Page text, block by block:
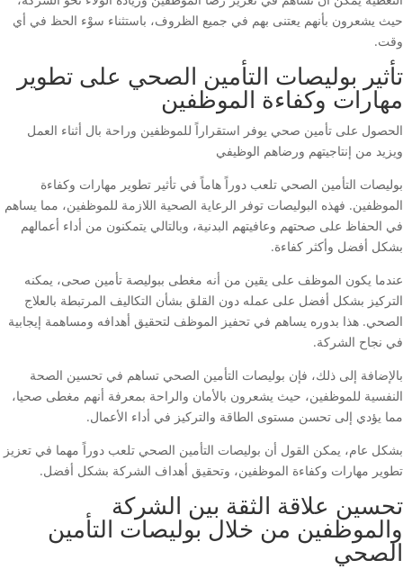
حيث يشعرون بأنهم يعتنى بهم في جميع الظروف، باستثناء سوْء الحظ في أي
وقت.
تأثير بوليصات التأمين الصحي على تطوير
مهارات وكفاءة الموظفين
الحصول على تأمين صحي يوفر استقراراً للموظفين وراحة بال أثناء العمل
ويزيد من إنتاجيتهم ورضاهم الوظيفي
بوليصات التأمين الصحي تلعب دوراً هاماً في تأثير تطوير مهارات وكفاءة
الموظفين. فهذه البوليصات توفر الرعاية الصحية اللازمة للموظفين، مما يساهم
في الحفاظ على صحتهم وعافيتهم البدنية، وبالتالي يتمكنون من أداء أعمالهم
بشكل أفضل وأكثر كفاءة.
عندما يكون الموظف على يقين من أنه مغطى ببوليصة تأمين صحى، يمكنه
التركيز بشكل أفضل على عمله دون القلق بشأن التكاليف المرتبطة بالعلاج
الصحي. هذا بدوره يساهم في تحفيز الموظف لتحقيق أهدافه ومساهمة إيجابية
في نجاح الشركة.
بالإضافة إلى ذلك، فإن بوليصات التأمين الصحي تساهم في تحسين الصحة
النفسية للموظفين، حيث يشعرون بالأمان والراحة بمعرفة أنهم مغطى صحيا،
مما يؤدي إلى تحسن مستوى الطاقة والتركيز في أداء الأعمال.
بشكل عام، يمكن القول أن بوليصات التأمين الصحي تلعب دوراً مهما في تعزيز
تطوير مهارات وكفاءة الموظفين، وتحقيق أهداف الشركة بشكل أفضل.
تحسين علاقة الثقة بين الشركة
والموظفين من خلال بوليصات التأمين
الصحي